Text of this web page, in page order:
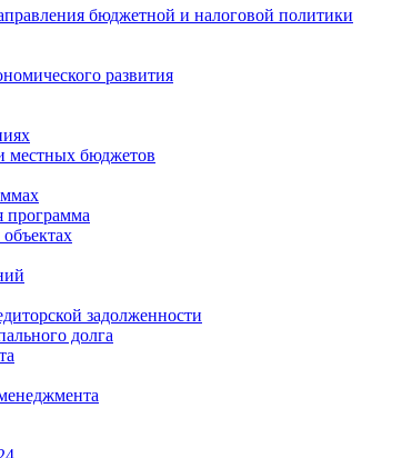
бюджетной и налоговой политики
развития
местных бюджетов
программа
задолженности
долга